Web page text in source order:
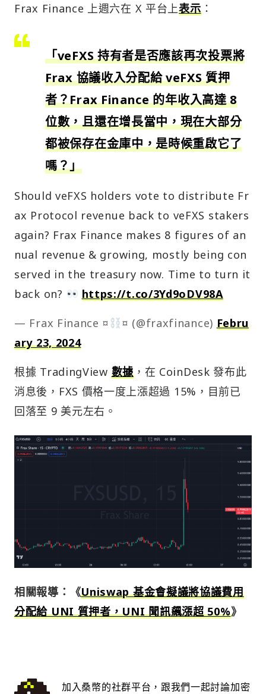
Frax Finance 上週六在 X 平台上表示：
「veFXS 持有者是否應該再次投票將
Frax 協議收入分配給 veFXS 質押
者？Frax Finance 的年收入高達 8
位數，且還在增長當中，現在大部分
都被保存在金庫中，是時候重啟它了
嗎？」
Should veFXS holders vote to distribute Fr
ax Protocol revenue back to veFXS stakers
again? Frax Finance makes 8 figures of an
nual revenue & growing, mostly being con
served in the treasury now. Time to turn it
back on?
https://t.co/3Yd9oDV98A
— Frax Finance ¤ ¤ (@fraxfinance) Febru
ary 23, 2024
根據 TradingView 數據，在 CoinDesk 發布此
消息後，FXS 價格一度上漲超過 15%，目前已
回落至 9 美元左右。
相關報導：《Uniswap 基金會擬議將協議費用
分配給 UNI 質押者，UNI 聞訊飆漲超 50%》
加入桑幣的社群平台，跟我們一起討論加密